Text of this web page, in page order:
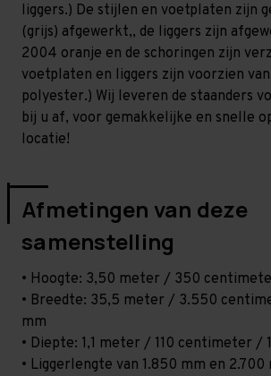
liggers.) De stijlen en voetplaten zijn
(grijs) afgewerkt,, de liggers zijn
2004 oranje en de schoringen zijn
voetplaten en liggers zijn voorzien
polyester.) Wij leveren de staanders
bij u af, voor gemakkelijke en snelle
locatie!
Afmetingen van deze
samenstelling
• Hoogte: 3,50 meter / 350
• Breedte: 35,5 meter / 3.550
mm
• Diepte: 1,1 meter / 110 centimeter /
• Liggerlengte van 1.850 mm en 2.700